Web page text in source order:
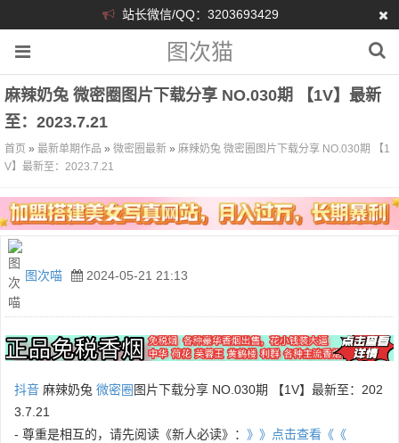
站长微信/QQ：3203693429
图次猫
麻辣奶兔 微密圈图片下载分享 NO.030期 【1V】最新
至：2023.7.21
首页 » 最新单期作品 » 微密圈最新 » 麻辣奶兔 微密圈图片下载分享 NO.030期 【1
V】最新至：2023.7.21
图次喵 2024-05-21 21:13
抖音 麻辣奶兔 微密圈 图片下载分享 NO.030期 【1V】最新至：202
3.7.21
- 尊重是相互的，请先阅读《新人必读》： 》》点击查看《《